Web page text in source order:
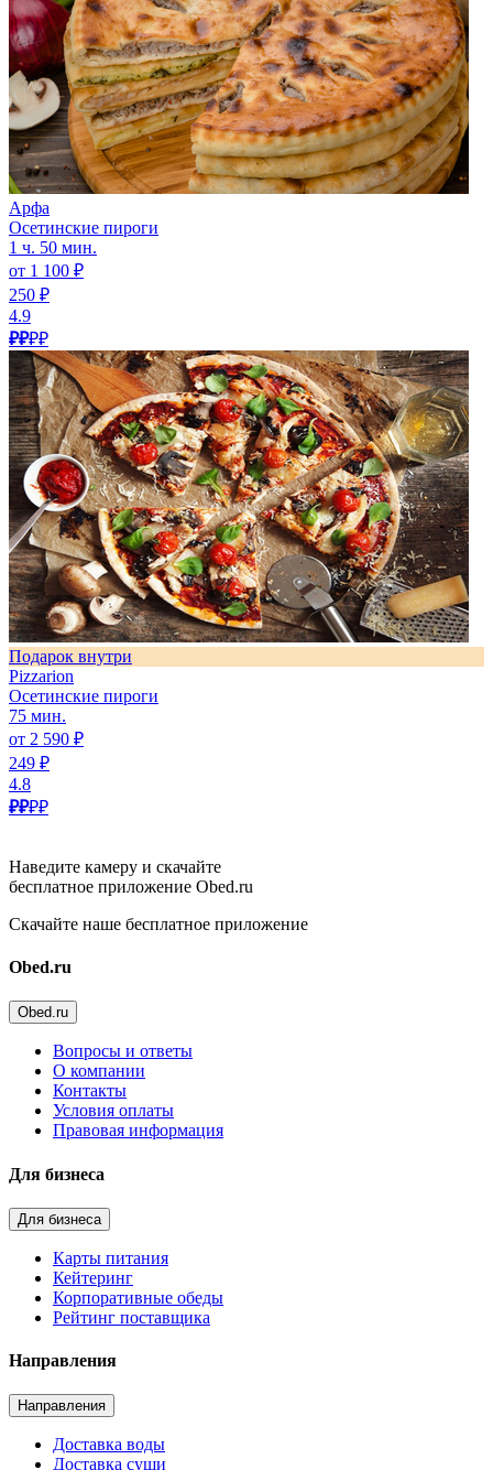
Арфа
Осетинские пироги
1 ч. 50 мин.
от 1 100 ₽
250 ₽
4.9
₽₽₽₽
Подарок внутри
Pizzarion
Осетинские пироги
75 мин.
от 2 590 ₽
249 ₽
4.8
₽₽₽₽
Наведите камеру и скачайте
бесплатное приложение Obed.ru
Скачайте наше бесплатное приложение
Obed.ru
Obed.ru
Вопросы и ответы
О компании
Контакты
Условия оплаты
Правовая информация
Для бизнеса
Для бизнеса
Карты питания
Кейтеринг
Корпоративные обеды
Рейтинг поставщика
Направления
Направления
Доставка воды
Доставка суши